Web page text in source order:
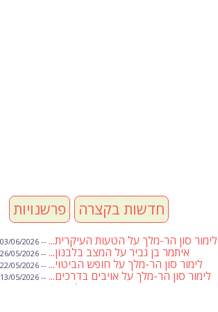
פרשנויות חדשות בקצרה
לימור סון הר-מלך על הטעות העיקרית... -- 03/06/2026
איתמר בן גביר על המצב בלבנון... -- 26/05/2026
לימור סון הר-מלך על חופש הביטוי... -- 22/05/2026
לימור סון הר-מלך על אויבים בדרכים... -- 13/05/2026
שבועת אמונים לדעאש